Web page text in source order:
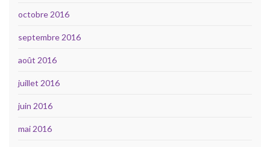
octobre 2016
septembre 2016
août 2016
juillet 2016
juin 2016
mai 2016